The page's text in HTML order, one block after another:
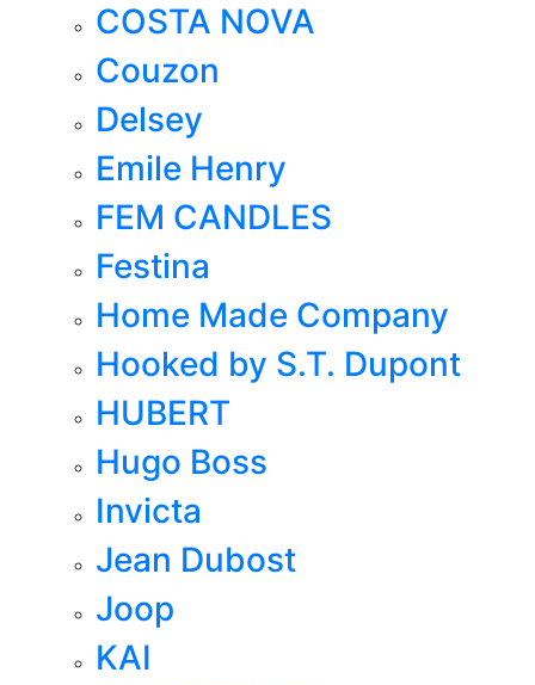
COSTA NOVA
Couzon
Delsey
Emile Henry
FEM CANDLES
Festina
Home Made Company
Hooked by S.T. Dupont
HUBERT
Hugo Boss
Invicta
Jean Dubost
Joop
KAI